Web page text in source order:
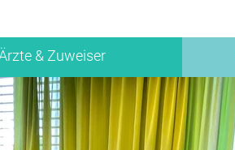
& Zuweiser